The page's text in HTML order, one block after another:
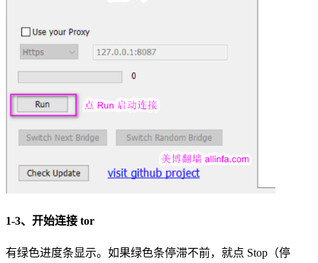
1-3、开始连接 tor
有绿色进度条显示。如果绿色条停滞不前，就点 Stop（停